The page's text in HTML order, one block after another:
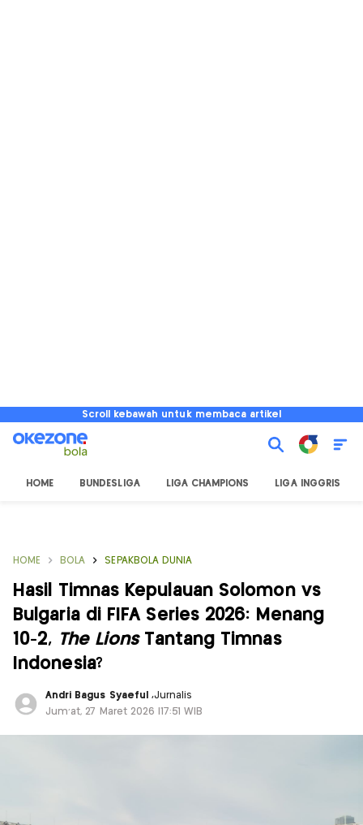
Scroll kebawah untuk membaca artikel
HOME BUNDESLIGA LIGA CHAMPIONS LIGA INGGRIS
HOME BOLA SEPAKBOLA DUNIA
Hasil Timnas Kepulauan Solomon vs
Bulgaria di FIFA Series 2026: Menang
10-2, The LionsTantang Timnas
Indonesia?
Andri Bagus Syaeful ,Jurnalis
Jum'at, 27 Maret 2026 |17:51 WIB